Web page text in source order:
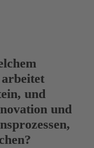
und
und